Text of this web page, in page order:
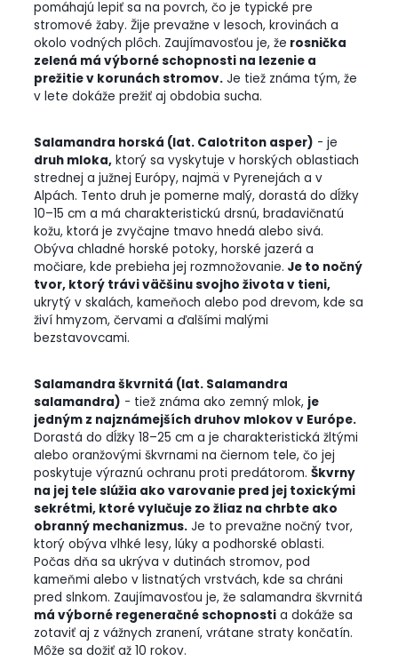
pomáhajú lepiť sa na povrch, čo je typické pre
stromové žaby. Žije prevažne v lesoch, krovinách a
okolo vodných plôch. Zaujímavosťou je, že rosnička
zelená má výborné schopnosti na lezenie a
prežitie v korunách stromov. Je tiež známa tým, že
v lete dokáže prežiť aj obdobia sucha.
Salamandra horská (lat. Calotriton asper) - je
druh mloka, ktorý sa vyskytuje v horských oblastiach
strednej a južnej Európy, najmä v Pyrenejách a v
Alpách. Tento druh je pomerne malý, dorastá do dĺžky
10–15 cm a má charakteristickú drsnú, bradavičnatú
kožu, ktorá je zvyčajne tmavo hnedá alebo sivá.
Obýva chladné horské potoky, horské jazerá a
močiare, kde prebieha jej rozmnožovanie. Je to nočný
tvor, ktorý trávi väčšinu svojho života v tieni,
ukrytý v skalách, kameňoch alebo pod drevom, kde sa
živí hmyzom, červami a ďalšími malými
bezstavovcami.
Salamandra škvrnitá (lat. Salamandra
salamandra) - tiež známa ako zemný mlok, je
jedným z najznámejších druhov mlokov v Európe.
Dorastá do dĺžky 18–25 cm a je charakteristická žltými
alebo oranžovými škvrnami na čiernom tele, čo jej
poskytuje výraznú ochranu proti predátorom.Škvrny
na jej tele slúžia ako varovanie pred jej toxickými
sekrétmi, ktoré vylučuje zo žliaz na chrbte ako
obranný mechanizmus. Je to prevažne nočný tvor,
ktorý obýva vlhké lesy, lúky a podhorské oblasti.
Počas dňa sa ukrýva v dutinách stromov, pod
kameňmi alebo v listnatých vrstvách, kde sa chráni
pred slnkom. Zaujímavosťou je, že salamandra škvrnitá
má výborné regeneračné schopnosti a dokáže sa
zotaviť aj z vážnych zranení, vrátane straty končatín.
Môže sa dožiť až 10 rokov.